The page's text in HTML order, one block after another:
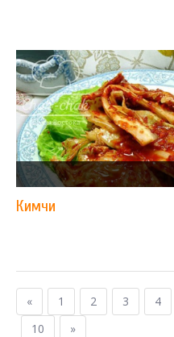
Кимчи
« 1 2 3 4
10
»